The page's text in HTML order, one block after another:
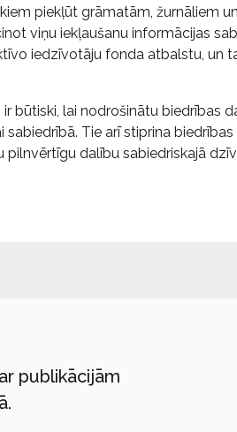
piekļūt grāmatām, žurnāliem
viņu iekļaušanu informācijas
iedzīvotāju fonda atbalstu, un
būtiski, lai nodrošinātu biedrības
Tie arī stiprina
dalību sabiedriskajā
publikācijām